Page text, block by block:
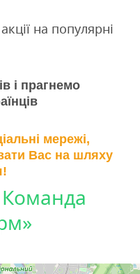
на популярні
і прагнемо
мережі,
Вас на шляху